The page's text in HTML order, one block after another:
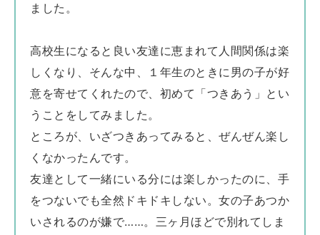
ました。
高校生になると良い友達に恵まれて人間関係は楽
しくなり、そんな中、１年生のときに男の子が好
意を寄せてくれたので、初めて「つきあう」とい
うことをしてみました。
ところが、いざつきあってみると、ぜんぜん楽し
くなかったんです。
友達として一緒にいる分には楽しかったのに、手
をつないでも全然ドキドキしない。女の子あつか
いされるのが嫌で……。三ヶ月ほどで別れてしま